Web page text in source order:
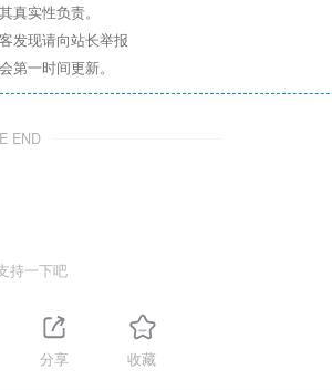
真实性负责。
发现请向站长举报
一时间更新。
END
持一下吧
分享 收藏